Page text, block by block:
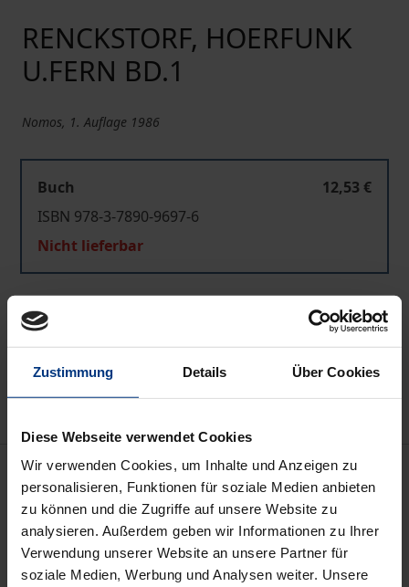
Zustimmung Details Über Cookies
Diese Webseite verwendet Cookies
Wir verwenden Cookies, um Inhalte und Anzeigen zu
personalisieren, Funktionen für soziale Medien anbieten
zu können und die Zugriffe auf unsere Website zu
analysieren. Außerdem geben wir Informationen zu Ihrer
Verwendung unserer Website an unsere Partner für
soziale Medien, Werbung und Analysen weiter. Unsere
RENCKSTORF, HOERFUNK
U.FERN BD.1
Nomos, 1. Auflage 1986
Buch
12,53 €
ISBN 978-3-7890-9697-6
Nicht lieferbar
Zur Wunschliste hinzufügen
Hinweise zu Versandkosten
Bibliografische Angaben
Auflage
1